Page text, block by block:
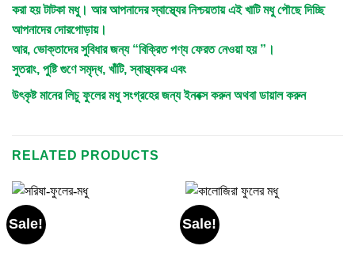
করা হয় টাটকা মধু। আর আপনাদের স্বাস্থ্যের নিশ্চয়তায় এই খাটি মধু পৌছে দিচ্ছি
আপনাদের দোরগোড়ায়।
আর, ভোক্তাদের সুবিধার জন্য “বিক্রিত পণ্য ফেরত নেওয়া হয় ”।
সুতরাং, পুষ্টি গুণে সমৃদ্ধ, খাঁটি, স্বাস্থ্যকর এবং
উৎকৃষ্ট মানের লিচু ফুলের মধু সংগ্রহের জন্য ইনবক্স করুন অথবা ডায়াল করুন
RELATED PRODUCTS
Sale! Sale!